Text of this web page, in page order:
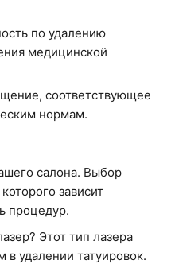
по удалению
медицинской
соответствующее
нормам.
салона. Выбор
зависит
процедур.
Этот тип лазера
в удалении татуировок.